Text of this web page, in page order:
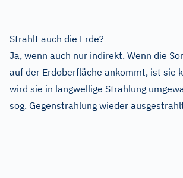
Strahlt auch die Erde?
Ja, wenn auch nur indirekt. Wenn die
auf der Erdoberfläche ankommt, ist sie
wird sie in langwellige Strahlung
sog. Gegenstrahlung wieder